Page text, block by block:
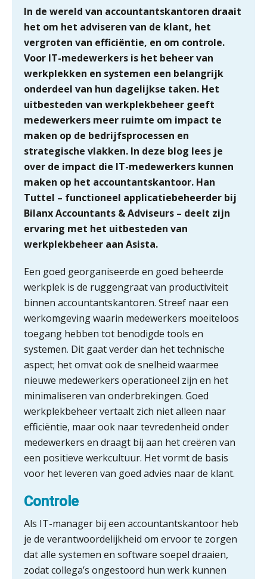
In de wereld van accountantskantoren draait
het om het adviseren van de klant, het
vergroten van efficiëntie, en om controle.
Voor IT-medewerkers is het beheer van
werkplekken en systemen een belangrijk
onderdeel van hun dagelijkse taken. Het
uitbesteden van werkplekbeheer geeft
medewerkers meer ruimte om impact te
maken op de bedrijfsprocessen en
strategische vlakken. In deze blog lees je
over de impact die IT-medewerkers kunnen
maken op het accountantskantoor. Han
Tuttel – functioneel applicatiebeheerder bij
Bilanx Accountants & Adviseurs – deelt zijn
ervaring met het uitbesteden van
werkplekbeheer aan Asista.
Een goed georganiseerde en goed beheerde
werkplek is de ruggengraat van productiviteit
binnen accountantskantoren. Streef naar een
werkomgeving waarin medewerkers moeiteloos
toegang hebben tot benodigde tools en
systemen. Dit gaat verder dan het technische
aspect; het omvat ook de snelheid waarmee
nieuwe medewerkers operationeel zijn en het
minimaliseren van onderbrekingen. Goed
werkplekbeheer vertaalt zich niet alleen naar
efficiëntie, maar ook naar tevredenheid onder
medewerkers en draagt bij aan het creëren van
een positieve werkcultuur. Het vormt de basis
voor het leveren van goed advies naar de klant.
Controle
Als IT-manager bij een accountantskantoor heb
je de verantwoordelijkheid om ervoor te zorgen
dat alle systemen en software soepel draaien,
zodat collega’s ongestoord hun werk kunnen
Dashboard voor
administratiekantoren: al je klanten in
één overzicht
De vijf grootste uitdagingen in
capaciteitsplanning
Yousri Mandour: “Verandering begint
waar het schuurt”
Waarom het huidige verdienmodel
van accountants verleden tijd is
Wie is de eerste? De AI-revolutie
waar elk kantoor op wacht.
datakwaliteit vertroebelen
‘De accountant is essentieel voor
ondernemers in het mkb’
Waarom een VOF-contract net zo
belangrijk is als het zakelijk plan zelf
Waarom jouw klant sneller
antwoordt via een app dan via de
mail
iXBRL controleren: wanneer moet
het, en waar let je op?
Inzicht in je organisatie: de kracht zit
in eenvoud
Ketenmachtigingen centraal beheren: